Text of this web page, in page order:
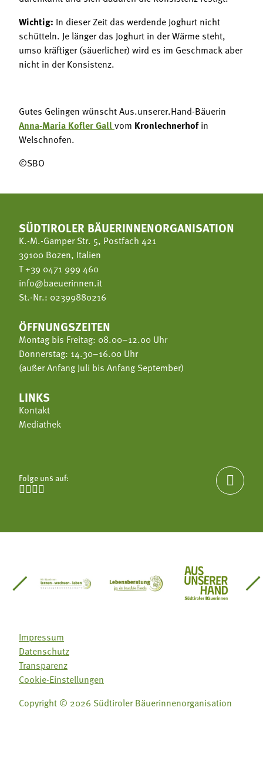
Wichtig: In dieser Zeit das werdende Joghurt nicht
schütteln. Je länger das Joghurt in der Wärme steht,
umso kräftiger (säuerlicher) wird es im Geschmack aber
nicht in der Konsistenz.
Gutes Gelingen wünscht Aus.unserer.Hand-Bäuerin
Anna-Maria Kofler Gallvom Kronlechnerhofin
Welschnofen.
©SBO
SÜDTIROLER BÄUERINNENORGANISATION
K.-M.-Gamper Str. 5, Postfach 421
39100 Bozen, Italien
T+39 0471 999 460
info@baeuerinnen.it
St.-Nr.: 02399880216
ÖFFNUNGSZEITEN
Montag bis Freitag: 08.00–12.00 Uhr
Donnerstag: 14.30–16.00 Uhr
(außer Anfang Juli bis Anfang September)
LINKS
Kontakt
Mediathek
Folge uns auf:


Südtirol
Gärtnervereinigung
Sozialgenossenschaft Mit Bäuerinnen lernen -
Lebensberatung für dieAus unserer
Impressum
Datenschutz
Transparenz
Cookie-Einstellungen
Copyright © 2026 Südtiroler Bäuerinnenorganisation